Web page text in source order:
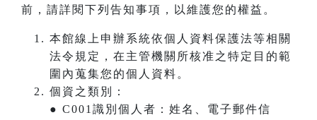
前，請詳閱下列告知事項，以維護您的權益。
本館線上申辦系統依個人資料保護法等相關
法令規定，在主管機關所核准之特定目的範
圍內蒐集您的個人資料。
個資之類別：
● C001識別個人者：姓名、電子郵件信